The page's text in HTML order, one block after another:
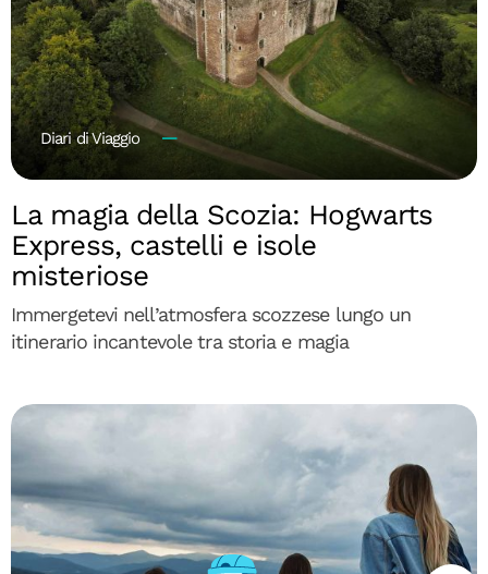
Diari di Viaggio
La magia della Scozia: Hogwarts
Express, castelli e isole
misteriose
Immergetevi nell’atmosfera scozzese lungo un
itinerario incantevole tra storia e magia